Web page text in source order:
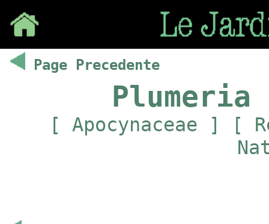
Page Precedente
Plumeria
[ Apocynaceae ] [